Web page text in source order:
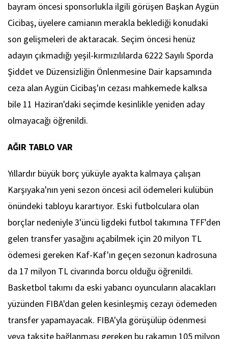
bayram öncesi sponsorlukla ilgili görüşen Başkan Aygün
Cicibaş, üyelere camianın merakla beklediği konudaki
son gelişmeleri de aktaracak. Seçim öncesi henüz
adayın çıkmadığı yeşil-kırmızılılarda 6222 Sayılı Sporda
Şiddet ve Düzensizliğin Önlenmesine Dair kapsamında
ceza alan Aygün Cicibaş'ın cezası mahkemede kalksa
bile 11 Haziran'daki seçimde kesinlikle yeniden aday
olmayacağı öğrenildi.
AĞIR TABLO VAR
Yıllardır büyük borç yüküyle ayakta kalmaya çalışan
Karşıyaka'nın yeni sezon öncesi acil ödemeleri kulübün
önündeki tabloyu karartıyor. Eski futbolculara olan
borçlar nedeniyle 3'üncü ligdeki futbol takımına TFF'den
gelen transfer yasağını açabilmek için 20 milyon TL
ödemesi gereken Kaf-Kaf'ın geçen sezonun kadrosuna
da 17 milyon TL civarında borcu olduğu öğrenildi.
Basketbol takımı da eski yabancı oyuncuların alacakları
yüzünden FIBA'dan gelen kesinleşmiş cezayı ödemeden
transfer yapamayacak. FIBA'yla görüşülüp ödenmesi
veya taksite bağlanması gereken bu rakamın 105 milyon